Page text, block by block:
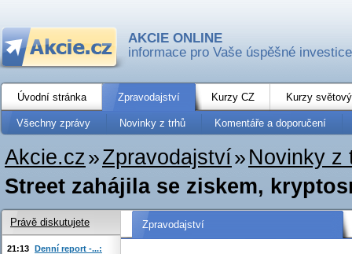
AKCIE ONLINE
informace pro Vaše úspěšné investice
Úvodní stránka Zpravodajství Kurzy CZ Kurzy
Všechny zprávy Novinky z trhů Komentáře a doporučení
Akcie.cz»Zpravodajství» Novinky z
Street zahájila se ziskem,
Zpravodajství
Právě diskutujete
21:13 Denní report -...: